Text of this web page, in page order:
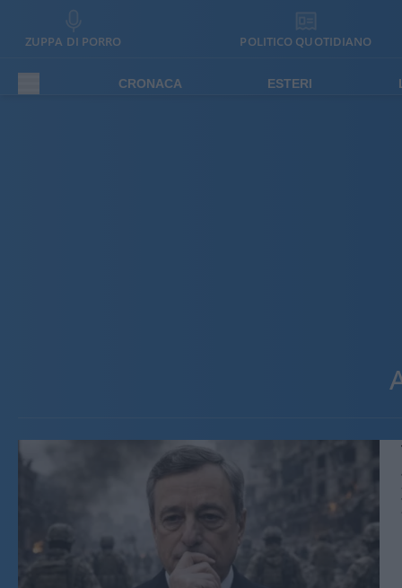
ZUPPA DI PORRO POLITICO QUOTIDIANO
CRONACA ESTERI